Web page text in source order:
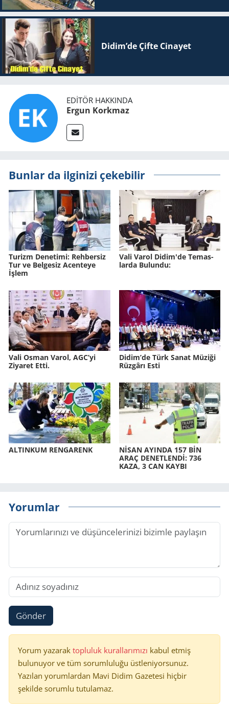
Didim’de Çifte Ci­na­yet
EDITÖR HAKKINDA
Ergun Korkmaz
Bunlar da ilginizi çekebilir
Tu­rizm De­ne­ti­mi: Reh­ber­siz
Tur ve Bel­ge­siz Acen­te­ye
İşlem
Vali Varol Didim'de Te­mas­
lar­da Bu­lun­du:
Vali Osman Varol, AGC’yi
Ziyaret Etti.
Didim’de Türk Sanat Mü­zi­ği
Rüz­gâ­rı Esti
AL­TIN­KUM REN­GA­RENK
NİSAN AYIN­DA 157 BİN
ARAÇ DE­NET­LENDİ: 736
KAZA, 3 CAN KAYBI
Yorumlar
Gönder
Yorum yazarak topluluk kurallarımızı kabul etmiş
bulunuyor ve tüm sorumluluğu üstleniyorsunuz.
Yazılan yorumlardan Mavi Didim Gazetesi hiçbir
şekilde sorumlu tutulamaz.